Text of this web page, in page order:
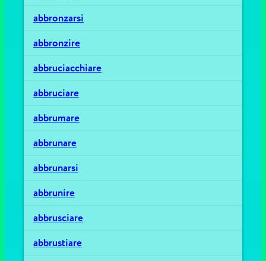
abbronzarsi
abbronzire
abbruciacchiare
abbruciare
abbrumare
abbrunare
abbrunarsi
abbrunire
abbrusciare
abbrustiare